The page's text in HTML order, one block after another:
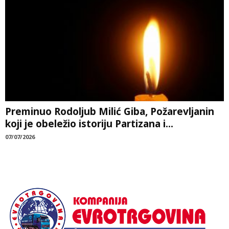
Preminuo Rodoljub Milić Giba, Požarevljanin
koji je obeležio istoriju Partizana i...
07/07/2026